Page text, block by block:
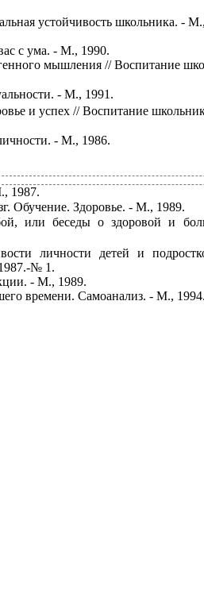
устойчивость школьника. - М.,
с ума. - М., 1990.
мышления // Воспитание
- М., 1991.
и успех // Воспитание
- М., 1986.
1987.
Обучение. Здоровье. - М., 1989.
или беседы о здоровой и
личности детей и
№ 1.
- М., 1989.
времени. Самоанализ. - М., 1994.